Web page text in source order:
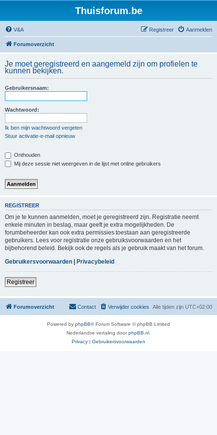
Thuisforum.be
V&A Aanmelden
Registreer
Forumoverzicht
Je moet geregistreerd en aangemeld zijn om profielen te
kunnen bekijken.
Gebruikersnaam:
Wachtwoord:
Ik ben mijn wachtwoord vergeten
Stuur activatie-e-mail opnieuw
Onthouden
Mij deze sessie niet weergeven in de lijst met online gebruikers
REGISTREER
Om je te kunnen aanmelden, moet je geregistreerd zijn. Registratie neemt
enkele minuten in beslag, maar geeft je extra mogelijkheden. De
forumbeheerder kan ook extra permissies toestaan aan geregistreerde
gebruikers. Lees voor registratie onze gebruiksvoorwaarden en het
bijbehorend beleid. Bekijk ook de regels als je gebruik maakt van het forum.
Gebruikersvoorwaarden | Privacybeleid
Registreer
Forumoverzicht Alle tijden zijn UTC+02:00
Verwijder cookies
Contact
Powered by phpBB® Forum Software © phpBB Limited
Nederlandse vertaling doorphpBB.nl
Privacy | Gebruikersvoorwaarden